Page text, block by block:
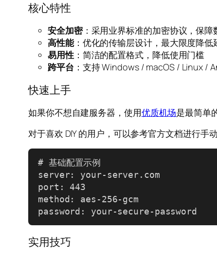
核心特性
安全加密：采用业界标准的加密协议，保障
高性能：优化的传输层设计，最大限度降低
易用性：简洁的配置格式，降低使用门槛
跨平台 ：支持 Windows / macOS / Linux /
快速上手
如果你不想自建服务器，使用优质机场是最简单
对于喜欢 DIY 的用户，可以参考官方文档进行手
# 基础配置示例
server: your-server.com
port: 443
method: aes-256-gcm
password: your-secure-password
实用技巧